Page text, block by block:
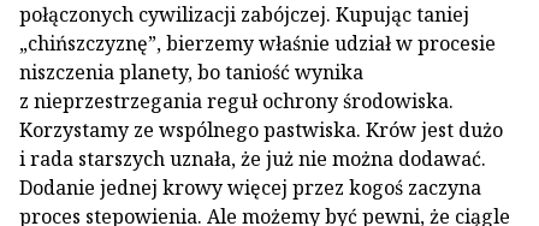
połączonych cywilizacji zabójczej. Kupując taniej
„chińszczyznę”, bierzemy właśnie udział w procesie
niszczenia planety, bo taniość wynika
z nieprzestrzegania reguł ochrony środowiska.
Korzystamy ze wspólnego pastwiska. Krów jest dużo
i rada starszych uznała, że już nie można dodawać.
Dodanie jednej krowy więcej przez kogoś zaczyna
proces stepowienia. Ale możemy być pewni, że ciągle